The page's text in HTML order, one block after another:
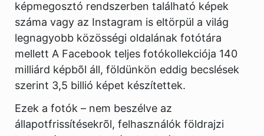
képmegosztó rendszerben található képek
száma vagy az Instagram is eltörpül a világ
legnagyobb közösségi oldalának fotótára
mellett A Facebook teljes fotókollekciója 140
milliárd képbõl áll, földünkön eddig becslések
szerint 3,5 billió képet készítettek.
Ezek a fotók – nem beszélve az
állapotfrissítésekrõl, felhasználók földrajzi